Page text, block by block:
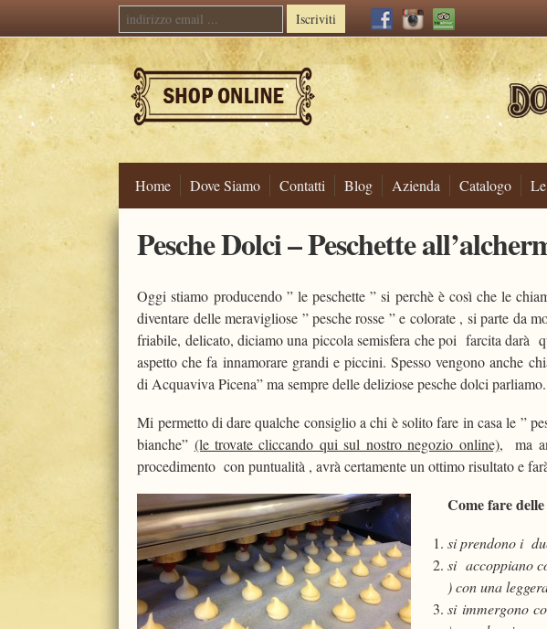
Iscriviti
Home Dove Siamo Contatti Blog Azienda Catalogo
Skip
content
Pesche Dolci – Peschette
Oggi stiamo producendo ” le peschette ” si perchè è così che le
diventare delle meravigliose ” pesche rosse ” e colorate , si parte da
friabile, delicato, diciamo una piccola semisfera che poi farcita darà
aspetto che fa innamorare grandi e piccini. Spesso vengono anche
di Acquaviva Picena” ma sempre delle deliziose pesche dolci parliamo.
Mi permetto di dare qualche consiglio a chi è solito fare in casa le ”
bianche” (le trovate cliccando qui sul nostro negozio online), ma
procedimento con puntualità , avrà certamente un ottimo risultato e
Come fare
si prendono i
si accoppiano
) con una
si immergono